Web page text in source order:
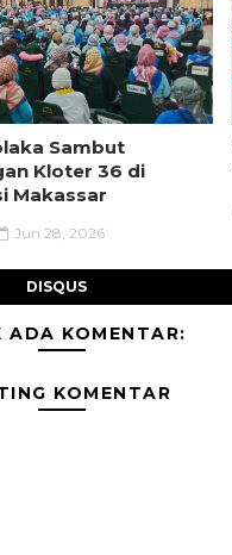
Sambut
Kloter 36 di
Makassar
Jun 28, 2026
DISQUS
ADA KOMENTAR:
KOMENTAR